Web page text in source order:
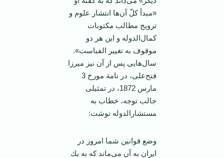
«مبدأ كل‌ّ آن‌ها انتشار علوم‌ و
ترویج‌ مطالب‌ مكتوبات‌
كمال‌الدوله‌ و این‌ هر دو
موقوف‌ به‌ تغییر الفباست‌».
سال‌هایی‌ پس‌ از آن‌ نیز میرزا
فتح‌علی‌، در نامة‌ مورخ‌ 3
مارس‌ 1872، در تمثیلی‌
جالب‌ توجه‌، خطاب‌ به‌
مستشارالدوله‌ نوشت‌:
وضع‌ قوانین‌ شما امروز در
ایران‌ به‌ آن‌ می‌ماند كه‌ به‌ یك‌